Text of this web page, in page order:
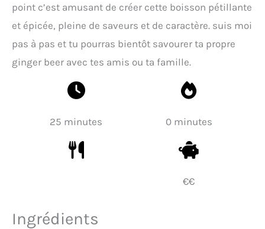
point c’est amusant de créer cette boisson pétillante
et épicée, pleine de saveurs et de caractère. suis moi
pas à pas et tu pourras bientôt savourer ta propre
ginger beer avec tes amis ou ta famille.
25 minutes 0 minutes
€€
Ingrédients